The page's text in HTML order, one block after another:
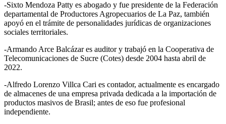
-Sixto Mendoza Patty es abogado y fue presidente de la Federación
departamental de Productores Agropecuarios de La Paz, también
apoyó en el trámite de personalidades jurídicas de organizaciones
sociales territoriales.
-Armando Arce Balcázar es auditor y trabajó en la Cooperativa de
Telecomunicaciones de Sucre (Cotes) desde 2004 hasta abril de
2022.
-Alfredo Lorenzo Villca Cari es contador, actualmente es encargado
de almacenes de una empresa privada dedicada a la importación de
productos masivos de Brasil; antes de eso fue profesional
independiente.